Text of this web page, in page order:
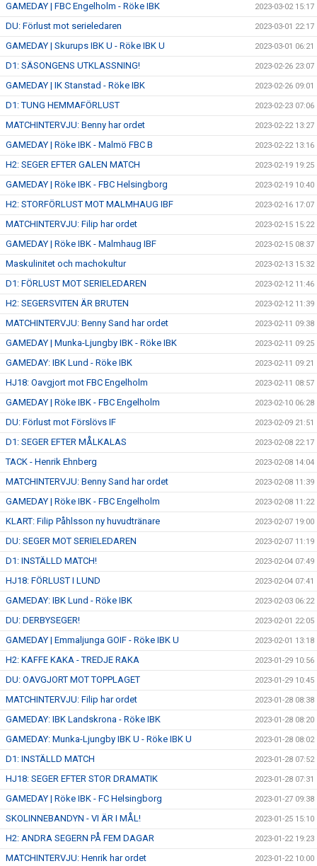
GAMEDAY | FBC Engelholm - Röke IBK 2023-03-02 15:17
DU: Förlust mot serieledaren 2023-03-01 22:17
GAMEDAY | Skurups IBK U - Röke IBK U 2023-03-01 06:21
D1: SÄSONGENS UTKLASSNING! 2023-02-26 23:07
GAMEDAY | IK Stanstad - Röke IBK 2023-02-26 09:01
D1: TUNG HEMMAFÖRLUST 2023-02-23 07:06
MATCHINTERVJU: Benny har ordet 2023-02-22 13:27
GAMEDAY | Röke IBK - Malmö FBC B 2023-02-22 13:16
H2: SEGER EFTER GALEN MATCH 2023-02-19 19:25
GAMEDAY | Röke IBK - FBC Helsingborg 2023-02-19 10:40
H2: STORFÖRLUST MOT MALMHAUG IBF 2023-02-16 17:07
MATCHINTERVJU: Filip har ordet 2023-02-15 15:22
GAMEDAY | Röke IBK - Malmhaug IBF 2023-02-15 08:37
Maskulinitet och machokultur 2023-02-13 15:32
D1: FÖRLUST MOT SERIELEDAREN 2023-02-12 11:46
H2: SEGERSVITEN ÄR BRUTEN 2023-02-12 11:39
MATCHINTERVJU: Benny Sand har ordet 2023-02-11 09:38
GAMEDAY | Munka-Ljungby IBK - Röke IBK 2023-02-11 09:25
GAMEDAY: IBK Lund - Röke IBK 2023-02-11 09:21
HJ18: Oavgjort mot FBC Engelholm 2023-02-11 08:57
GAMEDAY | Röke IBK - FBC Engelholm 2023-02-10 06:28
DU: Förlust mot Förslövs IF 2023-02-09 21:51
D1: SEGER EFTER MÅLKALAS 2023-02-08 22:17
TACK - Henrik Ehnberg 2023-02-08 14:04
MATCHINTERVJU: Benny Sand har ordet 2023-02-08 11:39
GAMEDAY | Röke IBK - FBC Engelholm 2023-02-08 11:22
KLART: Filip Påhlsson ny huvudtränare 2023-02-07 19:00
DU: SEGER MOT SERIELEDAREN 2023-02-07 11:19
D1: INSTÄLLD MATCH! 2023-02-04 07:49
HJ18: FÖRLUST I LUND 2023-02-04 07:41
GAMEDAY: IBK Lund - Röke IBK 2023-02-03 06:22
DU: DERBYSEGER! 2023-02-01 22:05
GAMEDAY | Emmaljunga GOIF - Röke IBK U 2023-02-01 13:18
H2: KAFFE KAKA - TREDJE RAKA 2023-01-29 10:56
DU: OAVGJORT MOT TOPPLAGET 2023-01-29 10:45
MATCHINTERVJU: Filip har ordet 2023-01-28 08:38
GAMEDAY: IBK Landskrona - Röke IBK 2023-01-28 08:20
GAMEDAY: Munka-Ljungby IBK U - Röke IBK U 2023-01-28 08:02
D1: INSTÄLLD MATCH 2023-01-28 07:52
HJ18: SEGER EFTER STOR DRAMATIK 2023-01-28 07:31
GAMEDAY | Röke IBK - FC Helsingborg 2023-01-27 09:38
SKOLINNEBANDYN - VI ÄR I MÅL! 2023-01-25 15:10
H2: ANDRA SEGERN PÅ FEM DAGAR 2023-01-22 19:23
MATCHINTERVJU: Henrik har ordet 2023-01-22 10:00